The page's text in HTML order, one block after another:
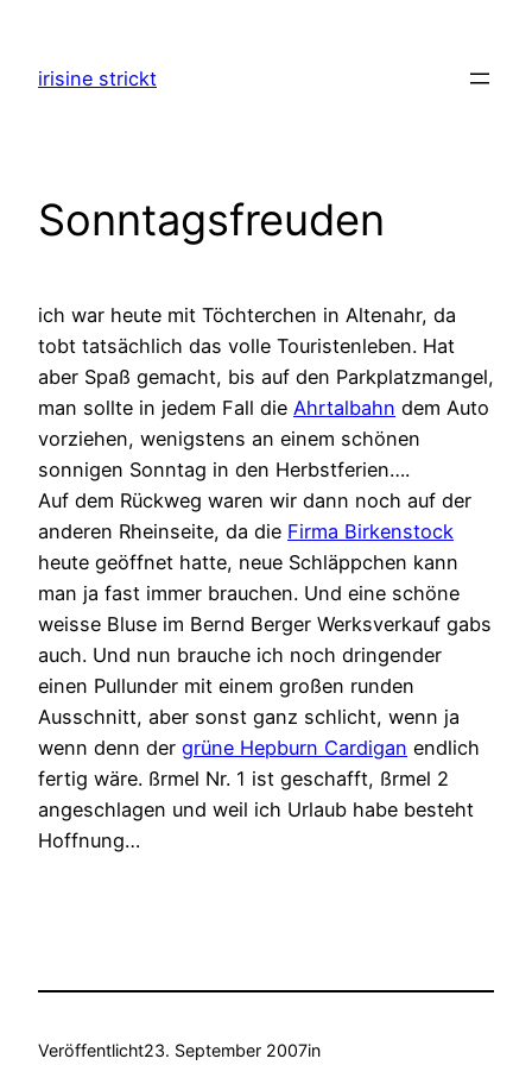
springen
irisine strickt
Sonntagsfreuden
ich war heute mit Töchterchen in Altenahr, da
tobt tatsächlich das volle Touristenleben. Hat
aber Spaß gemacht, bis auf den Parkplatzmangel,
man sollte in jedem Fall die Ahrtalbahn dem Auto
vorziehen, wenigstens an einem schönen
sonnigen Sonntag in den Herbstferien….
Auf dem Rückweg waren wir dann noch auf der
anderen Rheinseite, da die Firma Birkenstock
heute geöffnet hatte, neue Schläppchen kann
man ja fast immer brauchen. Und eine schöne
weisse Bluse im Bernd Berger Werksverkauf gabs
auch. Und nun brauche ich noch dringender
einen Pullunder mit einem großen runden
Ausschnitt, aber sonst ganz schlicht, wenn ja
wenn denn der grüne Hepburn Cardigan endlich
fertig wäre. ßrmel Nr. 1 ist geschafft, ßrmel 2
angeschlagen und weil ich Urlaub habe besteht
Hoffnung…
Veröffentlicht23. September 2007in